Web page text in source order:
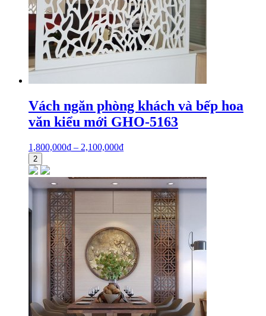
Vách ngăn phòng khách và bếp hoa
văn kiểu mới GHO-5163
1,800,000₫ – 2,100,000₫
2